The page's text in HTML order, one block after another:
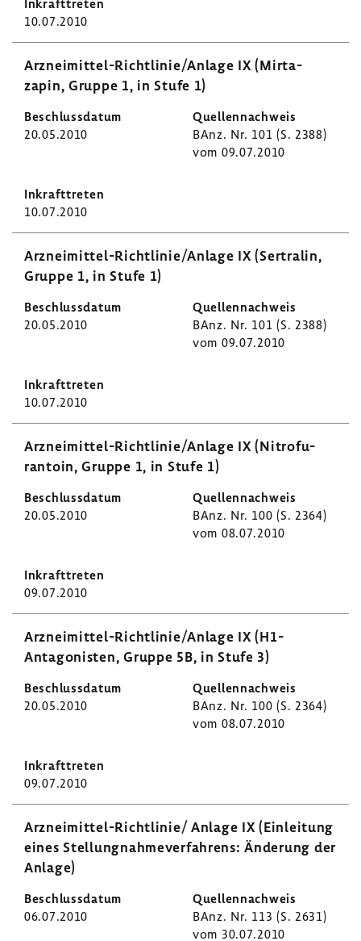
10.07.2010
Arzneimittel-​Richtlinie/Anlage IX (Mirta­
zapin, Gruppe 1, in Stufe 1)
20.05.2010
BAnz. Nr. 101 (S. 2388)
vom 09.07.2010
10.07.2010
Arzneimittel-​Richtlinie/Anlage IX (Sertralin,
Gruppe 1, in Stufe 1)
20.05.2010
BAnz. Nr. 101 (S. 2388)
vom 09.07.2010
10.07.2010
Arzneimittel-​Richtlinie/Anlage IX (Nitro­fu­
ran­toin, Gruppe 1, in Stufe 1)
20.05.2010
BAnz. Nr. 100 (S. 2364)
vom 08.07.2010
09.07.2010
Arzneimittel-​Richtlinie/Anlage IX (H1-​
Antagonisten, Gruppe 5B, in Stufe 3)
20.05.2010
BAnz. Nr. 100 (S. 2364)
vom 08.07.2010
09.07.2010
Arzneimittel-​Richtlinie/ Anlage IX (Einlei­tung
eines Stel­lung­nah­me­ver­fah­rens: Ände­rung der
Anlage)
06.07.2010
BAnz. Nr. 113 (S. 2631)
vom 30.07.2010